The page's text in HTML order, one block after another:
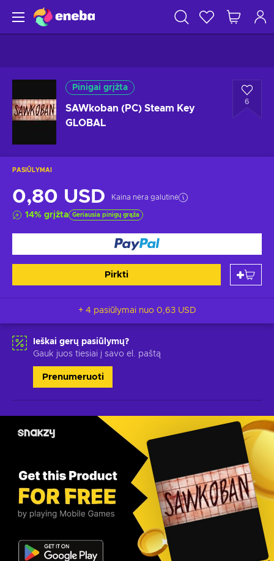
Pinigai grįžta
SAWkoban (PC) Steam Key
GLOBAL
6
PASIŪLYMAI
0,80 USD Kaina nėra galutinė
14% grįžta Geriausia pinigų grąža
Pirkti
+ 4 pasiūlymai nuo 0,63 USD
Ieškai gerų pasiūlymų?
Gauk juos tiesiai į savo el. paštą
Prenumeruoti